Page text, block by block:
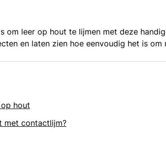
om leer op hout te lijmen met deze
en laten zien hoe eenvoudig het is
hout
met contactlijm?